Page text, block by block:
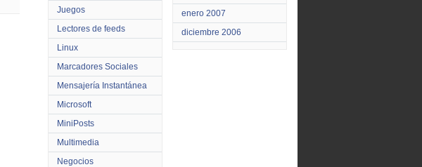
Juegos
Lectores de feeds
Linux
Marcadores Sociales
Mensajería Instantánea
Microsoft
MiniPosts
Multimedia
Negocios
enero 2007
diciembre 2006